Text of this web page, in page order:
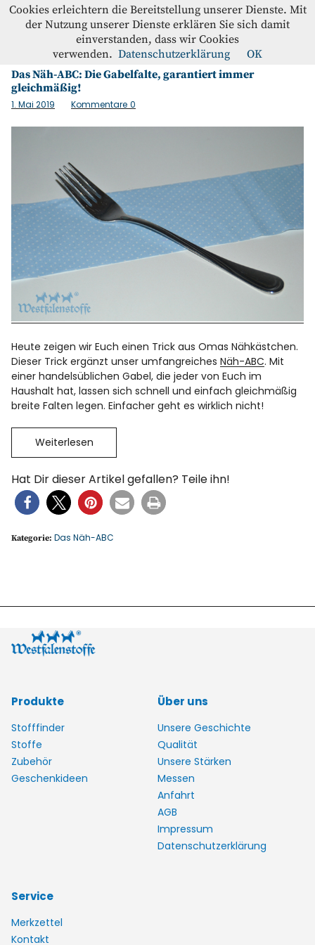
Westfalenstoffe-Blog
Home
Kontakt
InstagramFacebook
Schlagwort:falten
Das Näh-ABC: Die Gabelfalte, garantiert immer
gleichmäßig!
1. Mai 2019 Kommentare 0
Heute zeigen wir Euch einen Trick aus Omas Nähkästchen.
Dieser Trick ergänzt unser umfangreichesNäh-ABC. Mit
einer handelsüblichen Gabel, die jeder von Euch im
Haushalt hat, lassen sich schnell und einfach gleichmäßig
breite Falten legen. Einfacher geht es wirklich nicht!
Weiterlesen
Hat Dir dieser Artikel gefallen? Teile ihn!
Kategorie:Das Näh-ABC
Produkte
Stofffinder
Stoffe
Zubehör
Geschenkideen
Über uns
Unsere Geschichte
Qualität
Unsere Stärken
Messen
Anfahrt
AGB
Impressum
Datenschutzerklärung
Service
Merkzettel
Kontakt
Cookies erleichtern die Bereitstellung unserer Dienste. Mit
der Nutzung unserer Dienste erklären Sie sich damit
einverstanden, dass wir Cookies
verwenden. Datenschutzerklärung OK